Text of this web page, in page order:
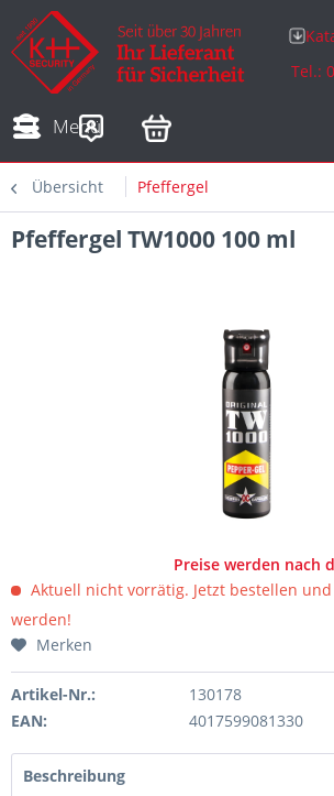
Tel.:
Menü
Adressen
Übersicht Pfeffergel
Pfeffergel TW1000 100 ml
Preise werden nach
Aktuell nicht vorrätig. Jetzt bestellen
werden!
Merken
Artikel-Nr.:
130178
EAN:
4017599081330
Beschreibung